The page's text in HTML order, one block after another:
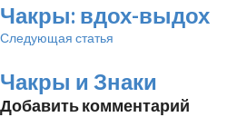
Чакры: вдох-выдох
Следующая статья
Чакры и Знаки
Добавить комментарий